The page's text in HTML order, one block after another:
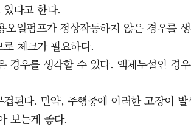
다고 한다.
일펌프가 정상작동하지 않은 경우를
체크가 필요하다.
경우를 생각할 수 있다. 액체누설인 경
된다. 만약, 주행중에 이러한 고장이
보는게 좋다.